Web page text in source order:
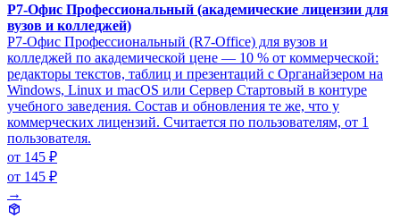
Р7-Офис Профессиональный (академические лицензии для
вузов и колледжей)
Р7-Офис Профессиональный (R7-Office) для вузов и
колледжей по академической цене — 10 % от коммерческой:
редакторы текстов, таблиц и презентаций с Органайзером на
Windows, Linux и macOS или Сервер Стартовый в контуре
учебного заведения. Состав и обновления те же, что у
коммерческих лицензий. Считается по пользователям, от 1
пользователя.
от 145 ₽
от 145 ₽
→